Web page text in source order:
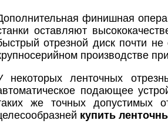
финишная
оставляют
отрезной диск почти
производстве
некоторых ленточных
подающее
же точных допустимых
купить